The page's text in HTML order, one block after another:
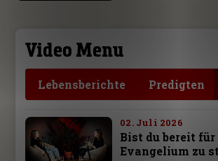
Video Menu
Lebensberichte Predigten
02. Juli 2026
Bist du bereit für
Evangelium zu